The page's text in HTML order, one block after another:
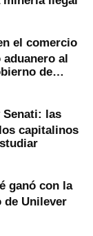
el comercio
al
de
Senati: las
capitalinos
ganó con la
de Unilever